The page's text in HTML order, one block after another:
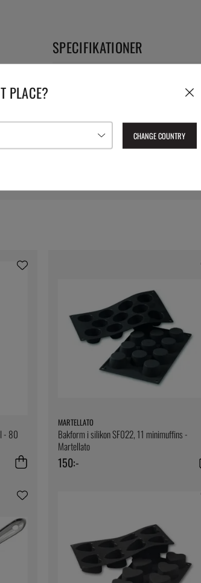
SPECIFIKATIONER
Lev. artikelnummer:4702.10
- 80
MARTELLATO
Bakform i silikon SF022, 11 minimuffins -
Martellato
150:-
PLACE?
CHANGE COUNTRY